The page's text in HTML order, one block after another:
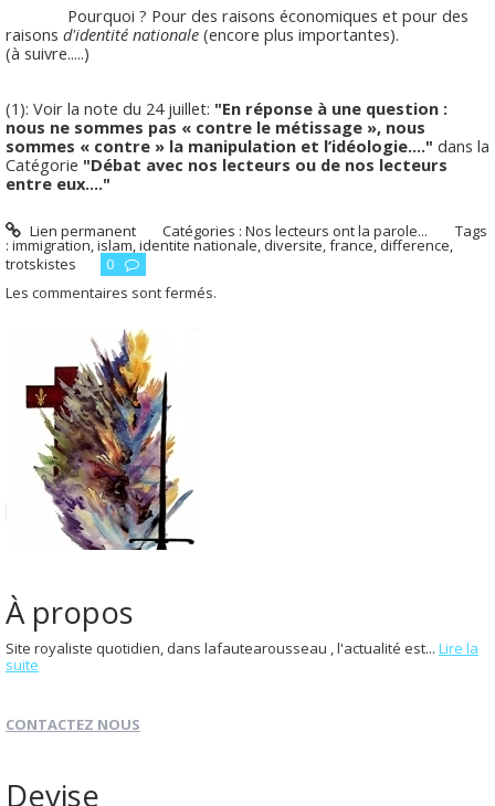
Pourquoi ? Pour des raisons économiques et pour des
raisons d'identité nationale (encore plus importantes).
(à suivre.....)
(1): Voir la note du 24 juillet: "En réponse à une question :
nous ne sommes pas « contre le métissage », nous
sommes « contre » la manipulation et l’idéologie…." dans la
Catégorie "Débat avec nos lecteurs ou de nos lecteurs
entre eux...."
Lien permanent Catégories :Nos lecteurs ont la parole... Tags
: immigration,islam,identite nationale, diversite,france, difference,
trotskistes
0
Les commentaires sont fermés.
À propos
Site royaliste quotidien, dans lafautearousseau , l'actualité est... Lire la
suite
CONTACTEZ NOUS
Devise